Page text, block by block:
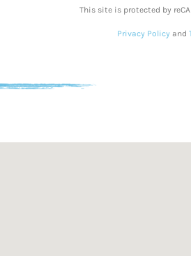
This site is protected by
Privacy Policy and